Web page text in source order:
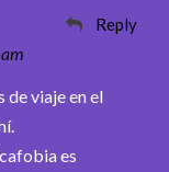
Reply
de viaje en el
es